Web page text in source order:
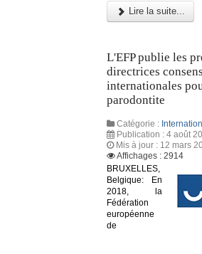
Lire la suite...
L'EFP publie les
directrices
internationales
parodontite
Catégorie :
Publication : 4 août
Mis à jour : 12 mars
Affichages : 2914
BRUXELLES,
Belgique: En
2018, la
Fédération
européenne
de